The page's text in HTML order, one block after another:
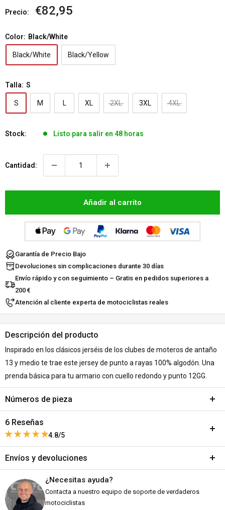
Precio:
Precio
venta
€82,95
Color: Black/White
Black/White Black/Yellow
Talla: S
S M L XL 2XL 3XL 4XL
Stock: Listo para salir en 48 horas
Cantidad:
Añadir al carrito
Garantía de Precio Bajo
Devoluciones sin complicaciones durante 30 días
Envío rápido y con seguimiento – Gratis en pedidos superiores a
200 €
Atención al cliente experta de motociclistas reales
Descripción del producto
Inspirado en los clásicos jerséis de los clubes de moteros de antaño
13 y medio te trae este jersey de punto a rayas 100% algodón. Una
prenda básica para tu armario con cuello redondo y punto 12GG.
Números de pieza
Variant:Black/White - S
SKU:A258-478663
DPN:576258
Variant:Black/White - M
A259-478664
DPN:576259
Variant: Black/White - L
6 Reseñas
4.8/5
Este producto no ha recibido ninguna reseña todavía
No se encontraron elementos
Envíos y devoluciones
Envíos y plazos de entrega
Todos los pedidos se envían desde nuestro almacén en Falkenberg,
¿Necesitas ayuda?
Contacta a nuestro equipo de soporte de verdaderos
motociclistas